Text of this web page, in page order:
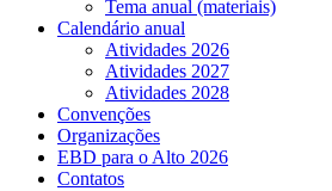
Tema anual (materiais)
Calendário anual
Atividades 2026
Atividades 2027
Atividades 2028
Convenções
Organizações
EBD para o Alto 2026
Contatos